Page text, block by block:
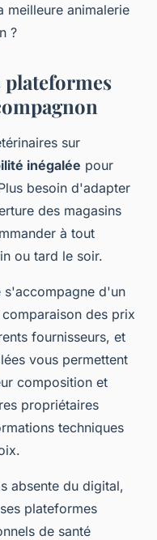
meilleure animalerie
?
sur
inégalée pour
besoin d'adapter
des magasins
à tout
ou tard le soir.
s'accompagne d'un
des prix
fournisseurs, et
vous permettent
composition et
propriétaires
techniques
absente du digital,
plateformes
de santé